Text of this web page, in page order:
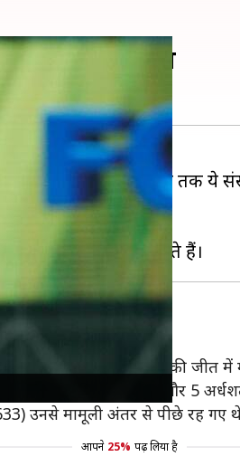
हैं सर्वाधिक रन
खेल लिए हैं और अब तक ये
सुपर किंग्स (CSK) की जीत में
थे। इसमें 2 शतक और 5
उनसे मामूली अंतर से पीछे रह गए
आपने 25% पढ़ लिया है